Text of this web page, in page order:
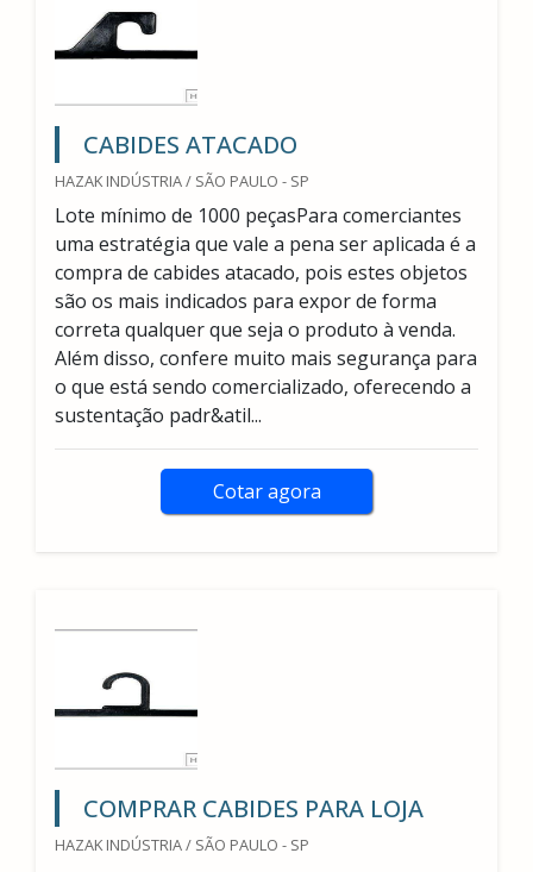
CABIDES ATACADO
HAZAK INDÚSTRIA / SÃO PAULO - SP
Lote mínimo de 1000 peçasPara comerciantes
uma estratégia que vale a pena ser aplicada é a
compra de cabides atacado, pois estes objetos
são os mais indicados para expor de forma
correta qualquer que seja o produto à venda.
Além disso, confere muito mais segurança para
o que está sendo comercializado, oferecendo a
sustentação padr&atil...
Cotar agora
COMPRAR CABIDES PARA LOJA
HAZAK INDÚSTRIA / SÃO PAULO - SP